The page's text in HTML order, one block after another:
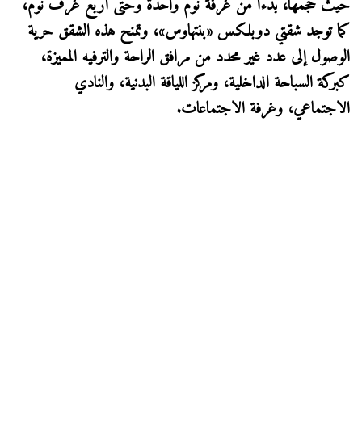
حيث حجمها، بدءاً من غرفة نوم واحدة وحتى أربع غرف نوم،
كما توجد شقتي دوبلكس «بنتهاوس»، وتمنح هذه الشقق حرية
الوصول إلى عدد غير محدد من مرافق الراحة والترفيه المميزة،
كبركة السباحة الداخلية، ومركز اللياقة البدنية، والنادي
الاجتماعي، وغرفة الاجتماعات.